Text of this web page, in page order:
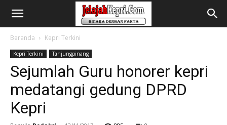
Beranda Kepri Terkini
Kepri Terkini Tanjungpinang
Sejumlah Guru honorer kepri
medatangi gedung DPRD
Kepri